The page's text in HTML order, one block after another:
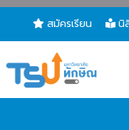
สมัครเรียน นิ